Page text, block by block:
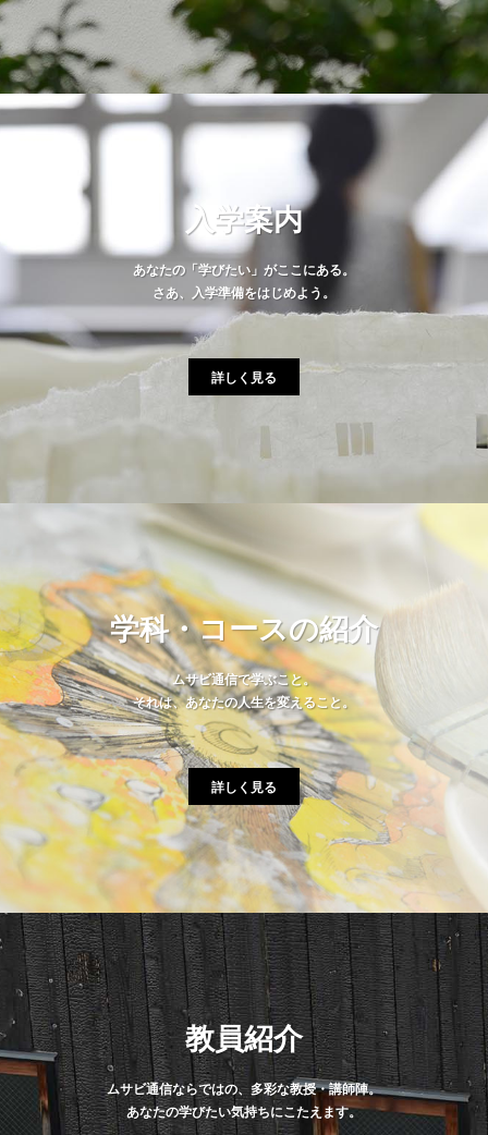
入学案内
あなたの「学びたい」がここにある。
さあ、入学準備をはじめよう。
詳しく見る
学科・コースの紹介
ムサビ通信で学ぶこと。
それは、あなたの人生を変えること。
詳しく見る
教員紹介
ムサビ通信ならではの、多彩な教授・講師陣。
あなたの学びたい気持ちにこたえます。